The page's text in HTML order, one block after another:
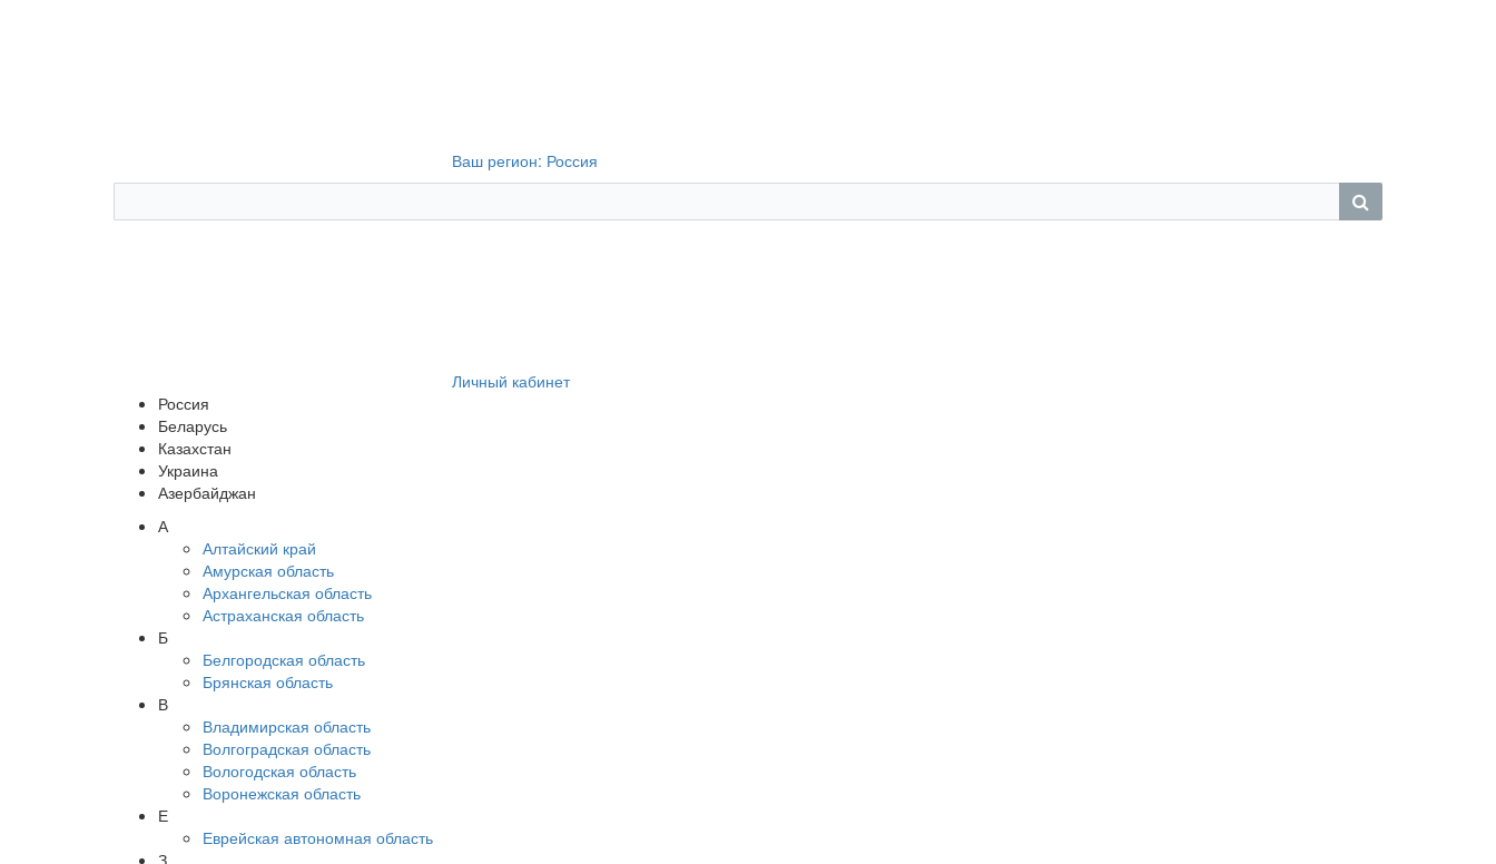
Ваш регион: Россия
Личный кабинет
Россия
Беларусь
Казахстан
Украина
Азербайджан
А
Алтайский край
Амурская область
Архангельская область
Астраханская область
Б
Белгородская область
Брянская область
В
Владимирская область
Волгоградская область
Вологодская область
Воронежская область
Е
Еврейская автономная область
З